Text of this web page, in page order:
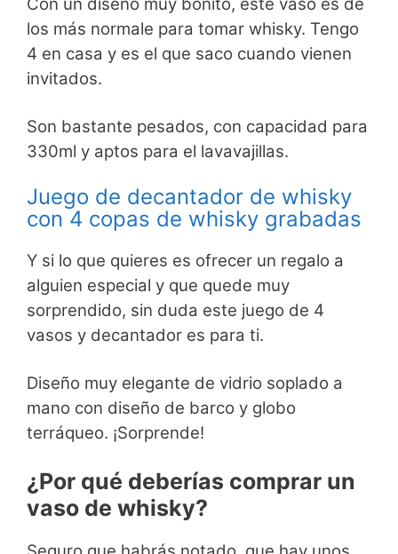
Con un diseño muy bonito, este vaso es de
los más normale para tomar whisky. Tengo
4 en casa y es el que saco cuando vienen
invitados.
Son bastante pesados, con capacidad para
330ml y aptos para el lavavajillas.
Juego de decantador de whisky
con 4 copas de whisky grabadas
Y si lo que quieres es ofrecer un regalo a
alguien especial y que quede muy
sorprendido, sin duda este juego de 4
vasos y decantador es para ti.
Diseño muy elegante de vidrio soplado a
mano con diseño de barco y globo
terráqueo. ¡Sorprende!
¿Por qué deberías comprar un
vaso de whisky?